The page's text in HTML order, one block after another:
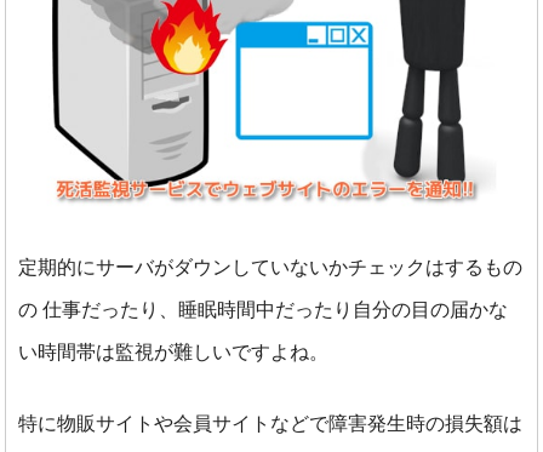
定期的にサーバがダウンしていないかチェックはするもの
の 仕事だったり、睡眠時間中だったり自分の目の届かな
い時間帯は監視が難しいですよね。
特に物販サイトや会員サイトなどで障害発生時の損失額は